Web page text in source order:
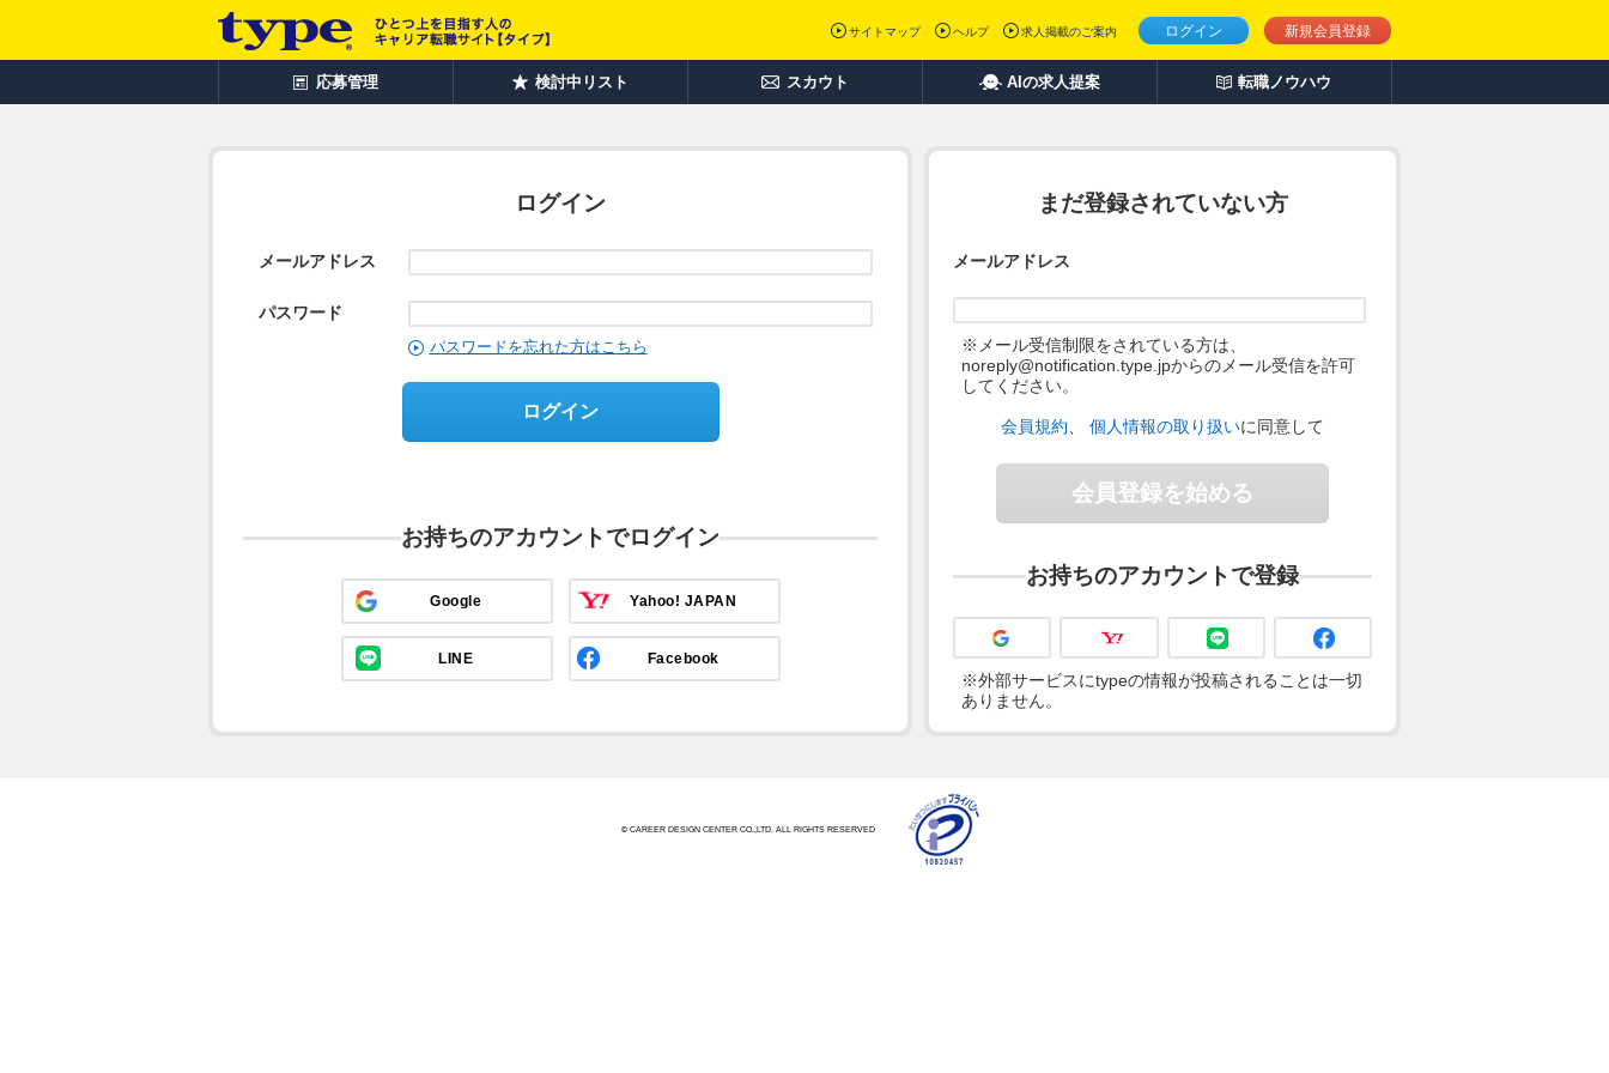
ログイン 新規会員登録
サイトマップ ヘルプ 求人掲載のご案内
応募管理 検討中リスト スカウト AIの求人提案 転職ノウハウ
ログイン
メールアドレス
パスワード
パスワードを忘れた方はこちら
ログイン
お持ちのアカウントでログイン
Google Yahoo! JAPAN
LINE Facebook
まだ登録されていない方
メールアドレス
※メール受信制限をされている方は、
noreply@notification.type.jpからのメール受信を許可
してください。
会員規約 個人情報の取り扱いに同意して
会員登録を始める
お持ちのアカウントで登録
※外部サービスにtypeの情報が投稿されることは一切
ありません。
© CAREER DESIGN CENTER CO.,LTD. ALL RIGHTS RESERVED